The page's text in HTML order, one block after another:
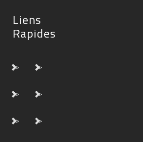
Liens
Rapides
"> ">
"> ">
"> ">